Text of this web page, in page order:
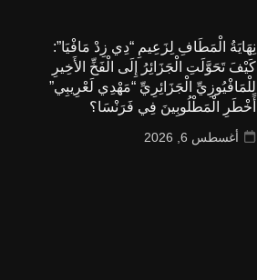
نِهَايَةُ الْمَطَافِ لِزَعِيمِ “دِي زِدْ مَافْيَا”:
كَيْفَ تَحَوَّلَتِ الْجَزَائِرُ إِلَى الْفَخِّ الأَخِيرِ
لِلْمَافْيُوزِيِّ الْجَزَائِرِيِّ “مَهْدِي لَعْرِيبِي”
أَخْطَرِ الْمَطْلُوبِينَ فِي فَرَنْسَا؟
أغسطس 6, 2026